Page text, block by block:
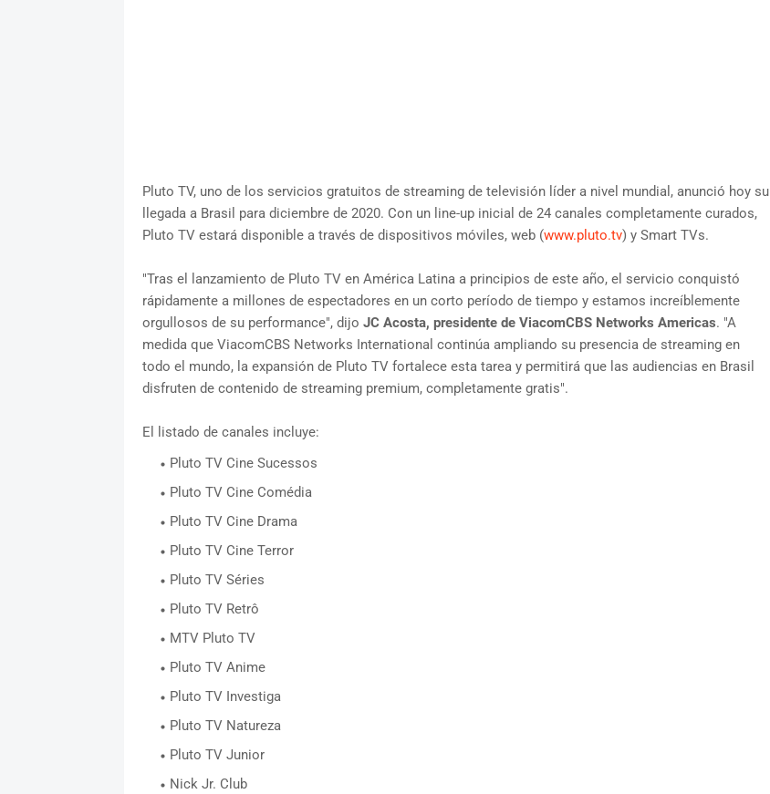
Pluto TV, uno de los servicios gratuitos de streaming de televisión líder a nivel mundial, anunció hoy su
llegada a Brasil para diciembre de 2020. Con un line-up inicial de 24 canales completamente curados,
Pluto TV estará disponible a través de dispositivos móviles, web (www.pluto.tv) y Smart TVs.
"Tras el lanzamiento de Pluto TV en América Latina a principios de este año, el servicio conquistó
rápidamente a millones de espectadores en un corto período de tiempo y estamos increíblemente
orgullosos de su performance", dijo JC Acosta, presidente de ViacomCBS Networks Americas. "A
medida que ViacomCBS Networks International continúa ampliando su presencia de streaming en
todo el mundo, la expansión de Pluto TV fortalece esta tarea y permitirá que las audiencias en Brasil
disfruten de contenido de streaming premium, completamente gratis".
El listado de canales incluye:
Pluto TV Cine Sucessos
Pluto TV Cine Comédia
Pluto TV Cine Drama
Pluto TV Cine Terror
Pluto TV Séries
Pluto TV Retrô
MTV Pluto TV
Pluto TV Anime
Pluto TV Investiga
Pluto TV Natureza
Pluto TV Junior
Nick Jr. Club